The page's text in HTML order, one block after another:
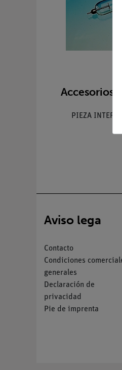
Accesorios
PIEZA
Aviso lega
Contacto
Condiciones
generales
Declaración de
privacidad
Pie de imprenta